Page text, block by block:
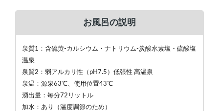
お風呂の説明
泉質1：含硫黄-カルシウム・ナトリウム-炭酸水素塩・硫酸塩
温泉
泉質2：弱アルカリ性（pH7.5）低張性 高温泉
泉温：源泉63℃、使用位置43℃
湧出量：毎分72リットル
加水：あり（温度調節のため）